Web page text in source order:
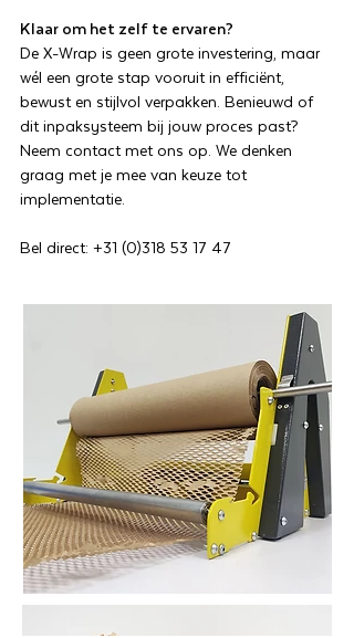
Klaar om het zelf te ervaren?
De X-Wrap is geen grote investering, maar
wél een grote stap vooruit in efficiënt,
bewust en stijlvol verpakken. Benieuwd of
dit inpaksysteem bij jouw proces past?
Neem contact met ons op. We denken
graag met je mee van keuze tot
implementatie.
Bel direct: +31 (0)318 53 17 47